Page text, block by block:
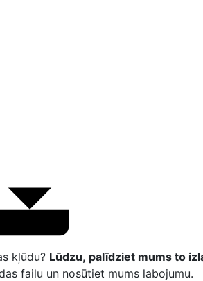
kļūdu? Lūdzu, palīdziet mums to
failu un nosūtiet mums labojumu.